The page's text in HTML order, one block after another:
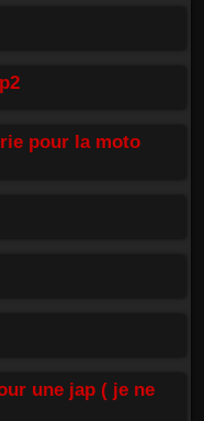
pour la moto
une jap ( je ne